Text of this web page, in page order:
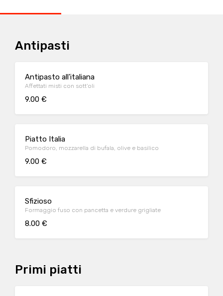
Antipasti
Antipasto all'italiana
Affettati misti con sott'oli
9.00 €
Piatto Italia
Pomodoro, mozzarella di bufala, olive e basilico
9.00 €
Sfizioso
Formaggio fuso con pancetta e verdure grigliate
8.00 €
Primi piatti